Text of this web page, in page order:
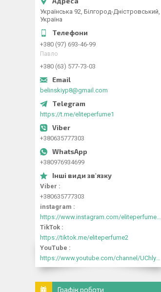
Українська 92, Білгород-Дністровський,
Україна
+380 (97) 693-46-99
Павло
+380 (63) 577-73-03
belinskiyp8@gmail.com
https://t.me/eliteperfume1
+380635777303
+380976934699
Viber
+380635777303
instagram
https://www.instagram.com/eliteperfume2030/
TikTok
https://tiktok.me/eliteperfume2
YouTube
https://www.youtube.com/channel/UChlyrHV155UsxbND9N3hYJA
Графік роботи